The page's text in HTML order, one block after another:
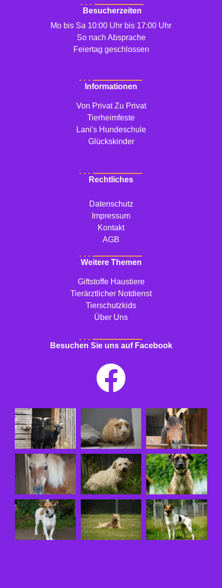
Besucherzeiten
Mo bis Sa 10:00 Uhr bis 17:00 Uhr
So nach Absprache
Feiertag geschlossen
Informationen
Von Privat Zu Privat
Tierheimfeste
Lani's Hundeschule
Glückskinder
Rechtliches
Datenschutz
Impressum
Kontakt
AGB
Weitere Themen
Giftstoffe Haustiere
Tierärztlicher Notdienst
Tierschutzkids
Über Uns
Besuchen Sie uns auf Facebook